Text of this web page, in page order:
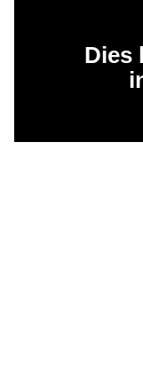
Dies